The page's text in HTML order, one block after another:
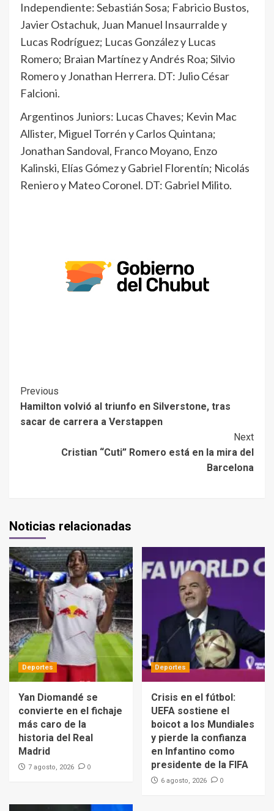
Independiente: Sebastián Sosa; Fabricio Bustos,
Javier Ostachuk, Juan Manuel Insaurralde y
Lucas Rodríguez; Lucas González y Lucas
Romero; Braian Martínez y Andrés Roa; Silvio
Romero y Jonathan Herrera. DT: Julio César
Falcioni.
Argentinos Juniors: Lucas Chaves; Kevin Mac
Allister, Miguel Torrén y Carlos Quintana;
Jonathan Sandoval, Franco Moyano, Enzo
Kalinski, Elías Gómez y Gabriel Florentín; Nicolás
Reniero y Mateo Coronel. DT: Gabriel Milito.
Previous
Hamilton volvió al triunfo en Silverstone, tras
sacar de carrera a Verstappen
Next
Cristian “Cuti” Romero está en la mira del
Barcelona
Noticias relacionadas
Deportes
Yan Diomandé se
convierte en el fichaje
más caro de la
historia del Real
Madrid
7 agosto, 2026 0
Deportes
Crisis en el fútbol:
UEFA sostiene el
boicot a los Mundiales
y pierde la confianza
en Infantino como
presidente de la FIFA
6 agosto, 2026 0